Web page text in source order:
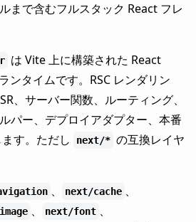
まで含むフルスタック React フレ
は Vite 上に構築された React
タイムです。RSC レンダリン
、サーバー関数、ルーティング、
パー、デプロイアダプター、本番
す。ただし
next/* の互換レイヤ
、 next/cache 、
、 next/font 、